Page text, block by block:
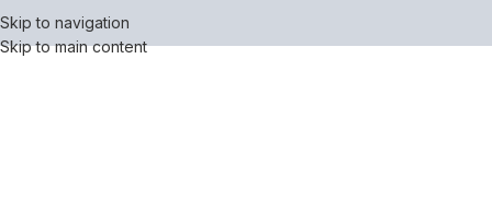
Skip to navigation
Skip to main content